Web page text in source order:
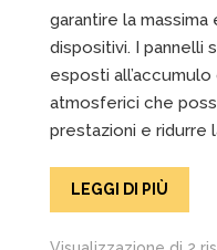
garantire la
dispositivi. I pannelli
esposti
atmosferici che
prestazioni e ridurre
LEGGI DI PIÙ